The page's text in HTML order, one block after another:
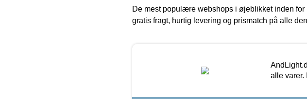
De mest populære webshops i øjeblikket inden for
gratis fragt, hurtig levering og prismatch på alle
alle varer.